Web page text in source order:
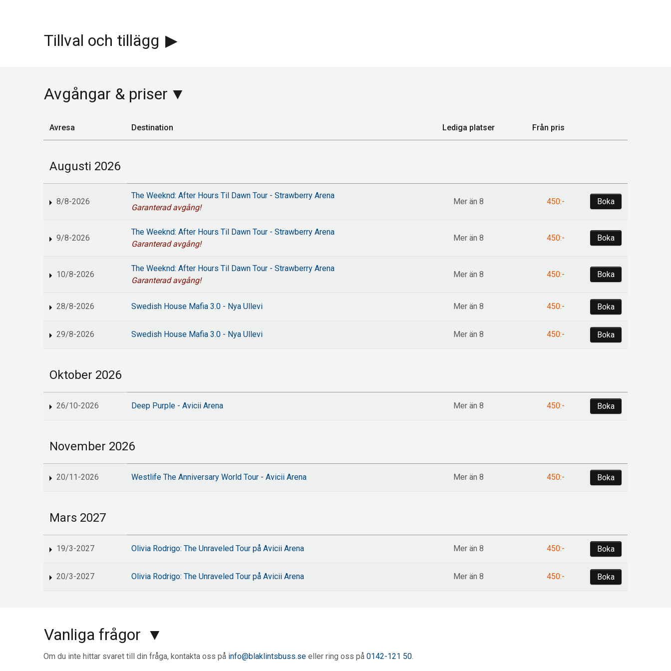
Tillval och tillägg
Avgångar & priser
Avresa Destination Lediga platser Från pris
Augusti 2026
8/8-2026
The Weeknd: After Hours Til Dawn Tour - Strawberry Arena
Garanterad avgång!
Mer än 8 450:- Boka
9/8-2026
The Weeknd: After Hours Til Dawn Tour - Strawberry Arena
Garanterad avgång!
Mer än 8 450:- Boka
10/8-2026
The Weeknd: After Hours Til Dawn Tour - Strawberry Arena
Garanterad avgång!
Mer än 8 450:- Boka
28/8-2026 Swedish House Mafia 3.0 - Nya Ullevi Mer än 8 450:- Boka
29/8-2026 Swedish House Mafia 3.0 - Nya Ullevi Mer än 8 450:- Boka
Oktober 2026
26/10-2026 Deep Purple - Avicii Arena Mer än 8 450:- Boka
November 2026
20/11-2026 Westlife The Anniversary World Tour - Avicii Arena Mer än 8 450:- Boka
Mars 2027
19/3-2027 Olivia Rodrigo: The Unraveled Tour på Avicii Arena Mer än 8 450:- Boka
20/3-2027 Olivia Rodrigo: The Unraveled Tour på Avicii Arena Mer än 8 450:- Boka
Vanliga frågor
Om du inte hittar svaret till din fråga, kontakta oss på info@blaklintsbuss.se eller ring oss på 0142-121 50.